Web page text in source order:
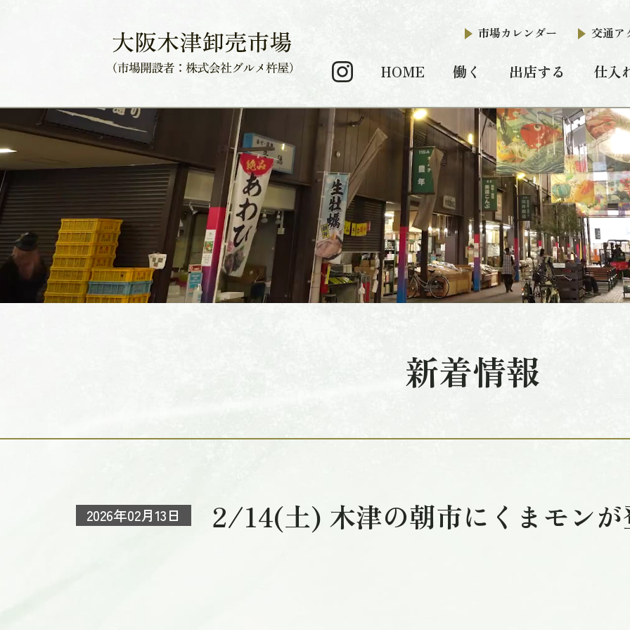
市場カレンダー 交通ア
HOME 働く 出店する 仕入
新着情報
2026年02月13日 2/14(土) 木津の朝市にくまモンが